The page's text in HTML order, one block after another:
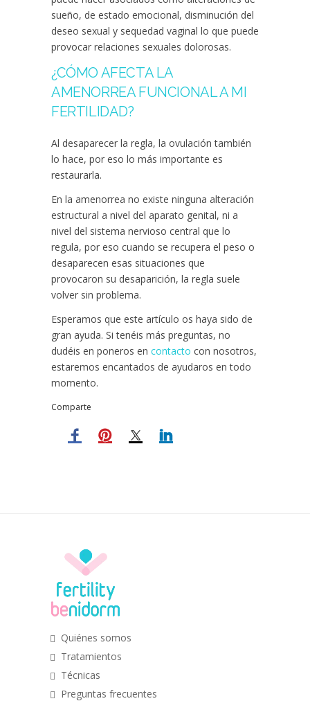
sueño, de estado emocional, disminución del
deseo sexual y sequedad vaginal lo que puede
provocar relaciones sexuales dolorosas.
¿CÓMO AFECTA LA
AMENORREA FUNCIONAL A MI
FERTILIDAD?
Al desaparecer la regla, la ovulación también
lo hace, por eso lo más importante es
restaurarla.
En la amenorrea no existe ninguna alteración
estructural a nivel del aparato genital, ni a
nivel del sistema nervioso central que lo
regula, por eso cuando se recupera el peso o
desaparecen esas situaciones que
provocaron su desaparición, la regla suele
volver sin problema.
Esperamos que este artículo os haya sido de
gran ayuda. Si tenéis más preguntas, no
dudéis en poneros en contacto con nosotros,
estaremos encantados de ayudaros en todo
momento.
Comparte
Quiénes somos
Tratamientos
Técnicas
Preguntas frecuentes